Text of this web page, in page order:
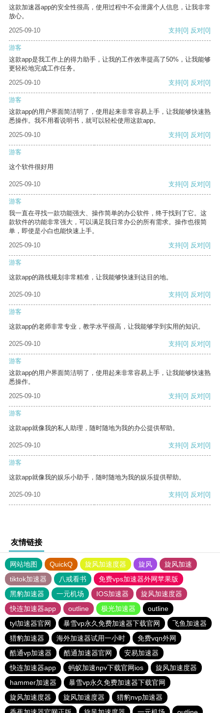
这款加速器app的安全性很高，使用过程中不会泄露个人信息，让我非常
放心。
2025-09-10
支持[0] 反对[0]
游客
这款app是我工作上的得力助手，让我的工作效率提高了50%，让我能够
更轻松地完成工作任务。
2025-09-10
支持[0] 反对[0]
游客
这款app的用户界面简洁明了，使用起来非常容易上手，让我能够快速熟
悉操作。我不用看说明书，就可以轻松使用这款app。
2025-09-10
支持[0] 反对[0]
游客
这个软件很好用
2025-09-10 支持[0] 反对[0]
游客
我一直在寻找一款功能强大、操作简单的办公软件，终于找到了它。这
款软件的功能非常强大，可以满足我日常办公的所有需求。操作也很简
单，即使是小白也能快速上手。
2025-09-10
支持[0] 反对[0]
游客
这款app的路线规划非常精准，让我能够快速到达目的地。
2025-09-10 支持[0] 反对[0]
游客
这款app的老师非常专业，教学水平很高，让我能够学到实用的知识。
2025-09-10 支持[0] 反对[0]
游客
这款app的用户界面简洁明了，使用起来非常容易上手，让我能够快速熟
悉操作。
2025-09-10
支持[0] 反对[0]
游客
这款app就像我的私人助理，随时随地为我的办公提供帮助。
2025-09-10 支持[0] 反对[0]
游客
这款app就像我的娱乐小助手，随时随地为我的娱乐提供帮助。
2025-09-10 支持[0] 反对[0]
友情链接
网站地图 QuickQ 旋风加速度器 旋风
旋风加速
tiktok加速器
八戒看书
免费vps加速器外网苹果版
黑豹加速器
一元机场 IOS加速器
旋风加速度器
快连加速器app
outline 极光加速器
outline
tyl加速器官网
暴雪vp永久免费加速器下载官网
飞鱼加速器
猎豹加速器
海外加速器试用一小时
免费vqn外网
酷通vp加速器
酷通加速器官网
安易加速器
快连加速器app
蚂蚁加速npv下载官网ios
旋风加速度器
hammer加速器
暴雪vp永久免费加速器下载官网
旋风加速度器
旋风加速度器
猎豹nvp加速器